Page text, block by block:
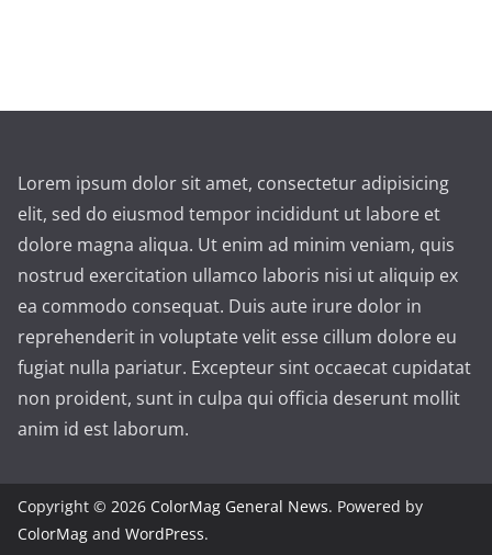
Lorem ipsum dolor sit amet, consectetur adipisicing
elit, sed do eiusmod tempor incididunt ut labore et
dolore magna aliqua. Ut enim ad minim veniam, quis
nostrud exercitation ullamco laboris nisi ut aliquip ex
ea commodo consequat. Duis aute irure dolor in
reprehenderit in voluptate velit esse cillum dolore eu
fugiat nulla pariatur. Excepteur sint occaecat cupidatat
non proident, sunt in culpa qui officia deserunt mollit
anim id est laborum.
Copyright © 2026 ColorMag General News. Powered by
ColorMag and WordPress.